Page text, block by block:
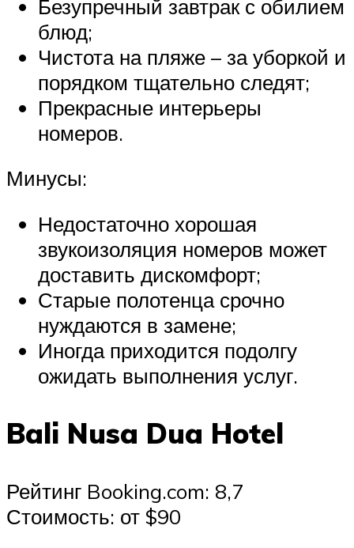
Безупречный завтрак с обилием
блюд;
Чистота на пляже – за уборкой и
порядком тщательно следят;
Прекрасные интерьеры
номеров.
Минусы:
Недостаточно хорошая
звукоизоляция номеров может
доставить дискомфорт;
Старые полотенца срочно
нуждаются в замене;
Иногда приходится подолгу
ожидать выполнения услуг.
Bali Nusa Dua Hotel
Рейтинг Booking.com: 8,7
Стоимость: от $90